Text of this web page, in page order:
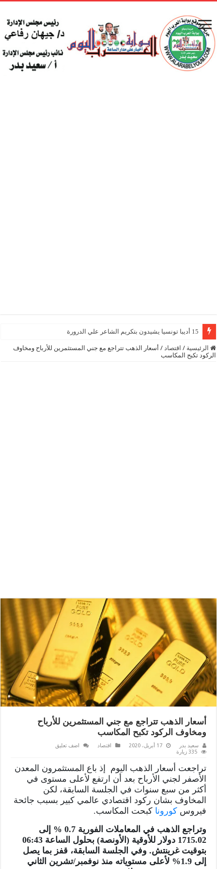
15 أديبا تونسيا يشيدون بتكريم الشاعر علي الدرورة
الرئيسية / اقتصاد / أسعار الذهب تتراجع مع جني المستثمرين للأرباح ومخاوف
الركود تكبح المكاسب
أسعار الذهب تتراجع مع جني المستثمرين للأرباح
ومخاوف الركود تكبح المكاسب
سعيد بدر 17 أبريل، 2020 اقتصاد
اضف تعليق
335 زيارة
تراجعت أسعار الذهب اليوم إذ باع المستثمرون المعدن
الأصفر لجني الأرباح بعد أن ارتفع لأعلى مستوى في
أكثر من سبع سنوات في الجلسة السابقة، لكن
المخاوف بشان ركود اقتصادي عالمي كبير بسبب جائحة
فيروس كوروناكبحت المكاسب.
وتراجع الذهب في المعاملات الفورية 0.7 % إلى
1715.02 دولار للأوقية (الأونصة) بحلول الساعة 06:43
بتوقيت غرينتش. وفي الجلسة السابقة، قفز بما يصل
إلى 1.9% لأعلى مستوياته منذ نوفمبر/تشرين الثاني